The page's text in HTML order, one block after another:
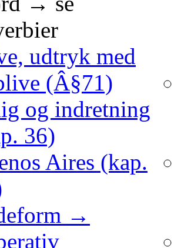
udtryk med
(Â§71)
og indretning
36)
Aires (kap.
→